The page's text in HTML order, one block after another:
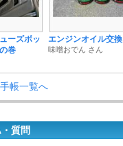
ーズボッ
巻
エンジンオイル交換
味噌おでん さん
帳一覧へ
質問